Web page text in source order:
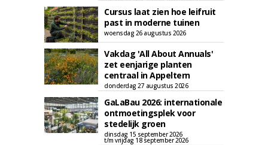
Cursus laat zien hoe leifruit
past in moderne tuinen
woensdag 26 augustus 2026
Vakdag 'All About Annuals'
zet eenjarige planten
centraal in Appeltern
donderdag 27 augustus 2026
GaLaBau 2026: internationale
ontmoetingsplek voor
stedelijk groen
dinsdag 15 september 2026
t/m vrijdag 18 september 2026